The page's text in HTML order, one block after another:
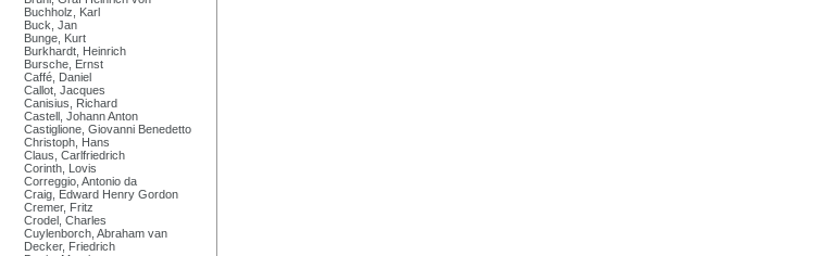
Buchholz, Karl
Buck, Jan
Bunge, Kurt
Burkhardt, Heinrich
Bursche, Ernst
Caffé, Daniel
Callot, Jacques
Canisius, Richard
Castell, Johann Anton
Castiglione, Giovanni Benedetto
Christoph, Hans
Claus, Carlfriedrich
Corinth, Lovis
Correggio, Antonio da
Craig, Edward Henry Gordon
Cremer, Fritz
Crodel, Charles
Cuylenborch, Abraham van
Decker, Friedrich